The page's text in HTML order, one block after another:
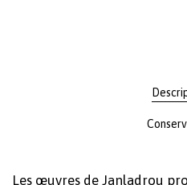
Les œuvres de Janladrou